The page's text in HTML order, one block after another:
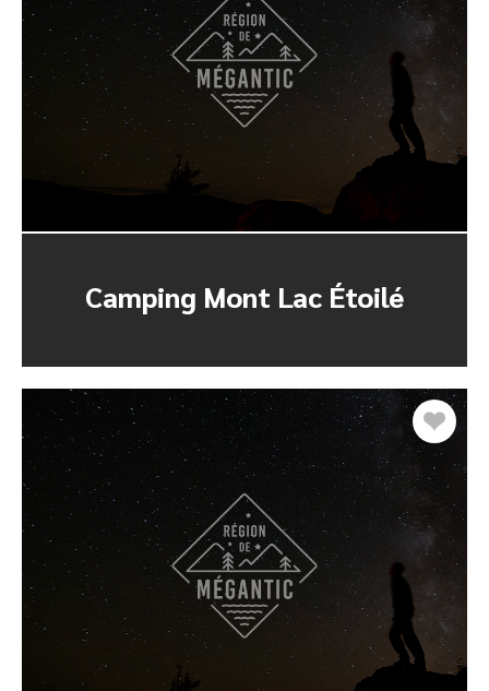
Camping Mont Lac Étoilé